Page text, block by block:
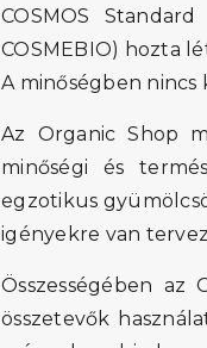
COSMOS
COSMEBIO) hozta
A minőségben
Az Organic Shop
minőségi és
egzotikus
igényekre van
Összességében
összetevők